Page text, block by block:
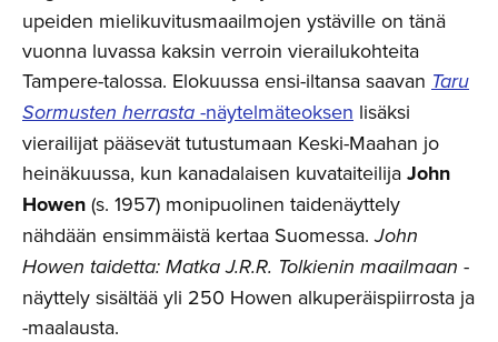
upeiden mielikuvitusmaailmojen ystäville on tänä
vuonna luvassa kaksin verroin vierailukohteita
Tampere-talossa. Elokuussa ensi-iltansa saavan Taru
Sormusten herrasta -näytelmäteoksen lisäksi
vierailijat pääsevät tutustumaan Keski-Maahan jo
heinäkuussa, kun kanadalaisen kuvataiteilija John
Howen (s. 1957) monipuolinen taidenäyttely
nähdään ensimmäistä kertaa Suomessa.John
Howen taidetta: Matka J.R.R. Tolkienin maailmaan -
näyttely sisältää yli 250 Howen alkuperäispiirrosta ja
-maalausta.